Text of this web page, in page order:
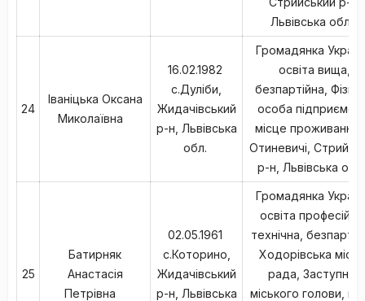
Львівська обл.,
24
Іваніцька Оксана
Миколаївна
16.02.1982
с.Дуліби,
Жидачівський
р-н, Львівська
обл.
Громадянка
освіта вища,
безпартійна,
особа
місце проживання:
Отиневичі,
р-н, Львівська
25
Батирняк
Анастасія
Петрівна
02.05.1961
с.Которино,
Жидачівський
р-н, Львівська
Громадянка
освіта
технічна,
Ходорівська
рада, Заступник
міського голови,